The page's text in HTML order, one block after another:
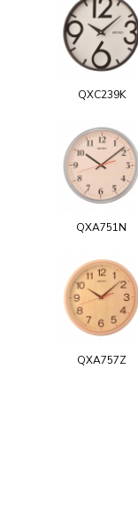
QXC239K
QXA751N
QXA757Z